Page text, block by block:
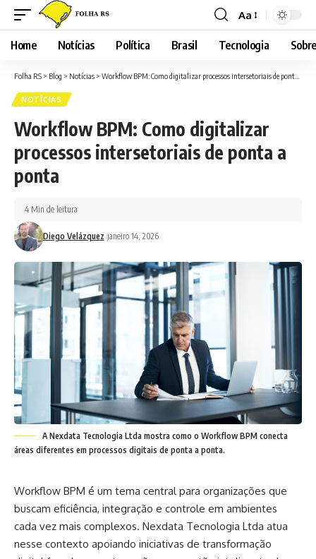
Font
Resizer
Aa
Home Notícias Política Brasil Tecnologia
Folha RS > Blog > Notícias > Workflow BPM: Como digitalizar processos intersetoriais de ponta a ponta
NOTÍCIAS
Workflow BPM: Como digitalizar
processos intersetoriais de ponta a
ponta
Diego Velázquez janeiro 14, 2026
4 Min de leitura
A Nexdata Tecnologia Ltda mostra como o Workflow BPM conecta
áreas diferentes em processos digitais de ponta a ponta.
Workflow BPM é um tema central para organizações que
buscam eficiência, integração e controle em ambientes
cada vez mais complexos. Nexdata Tecnologia Ltda atua
nesse contexto apoiando iniciativas de transformação